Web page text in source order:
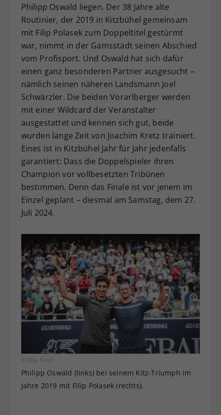
Philipp Oswald liegen. Der 38 Jahre alte
Routinier, der 2019 in Kitzbühel gemeinsam
mit Filip Polasek zum Doppeltitel gestürmt
war, nimmt in der Gamsstadt seinen Abschied
vom Profisport. Und Oswald hat sich dafür
einen ganz besonderen Partner ausgesucht –
nämlich seinen näheren Landsmann Joel
Schwärzler. Die beiden Vorarlberger werden
mit einer Wildcard der Veranstalter
ausgestattet und kennen sich gut, beide
wurden lange Zeit von Joachim Kretz trainiert.
Eines ist in Kitzbühel Jahr für Jahr jedenfalls
garantiert: Dass die Doppelspieler ihren
Champion vor vollbesetzten Tribünen
bestimmen. Denn das Finale ist vor jenem im
Einzel geplant – diesmal am Samstag, dem 27.
Juli 2024.
© Mia Knoll
Philipp Oswald (links) bei seinem Kitz-Triumph im
Jahre 2019 mit Filip Polasek (rechts).